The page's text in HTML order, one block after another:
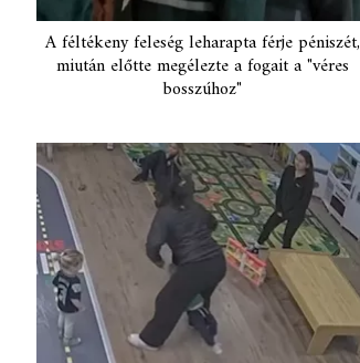
A féltékeny feleség leharapta férje péniszét,
miután előtte megélezte a fogait a "véres
bosszúhoz"